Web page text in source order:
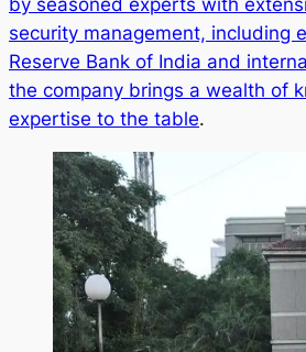
security management, including
Reserve Bank of India and
the company brings a wealth of
expertise to the table.